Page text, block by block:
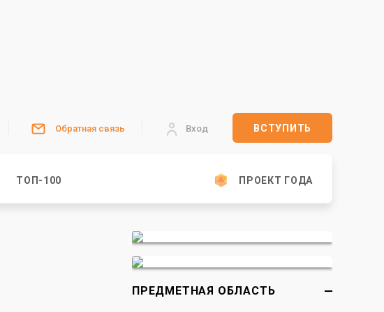
Обратная связь Вход ВСТУПИТЬ
ТОП-100 ПРОЕКТ ГОДА
ПРЕДМЕТНАЯ ОБЛАСТЬ